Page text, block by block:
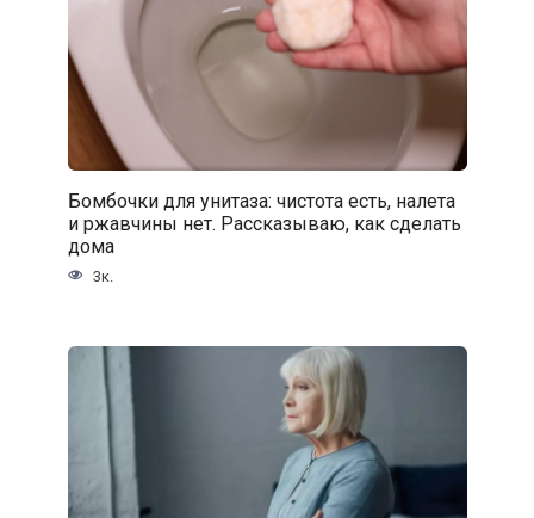
Бомбочки для унитаза: чистота есть, налета
и ржавчины нет. Рассказываю, как сделать
дома
3к.